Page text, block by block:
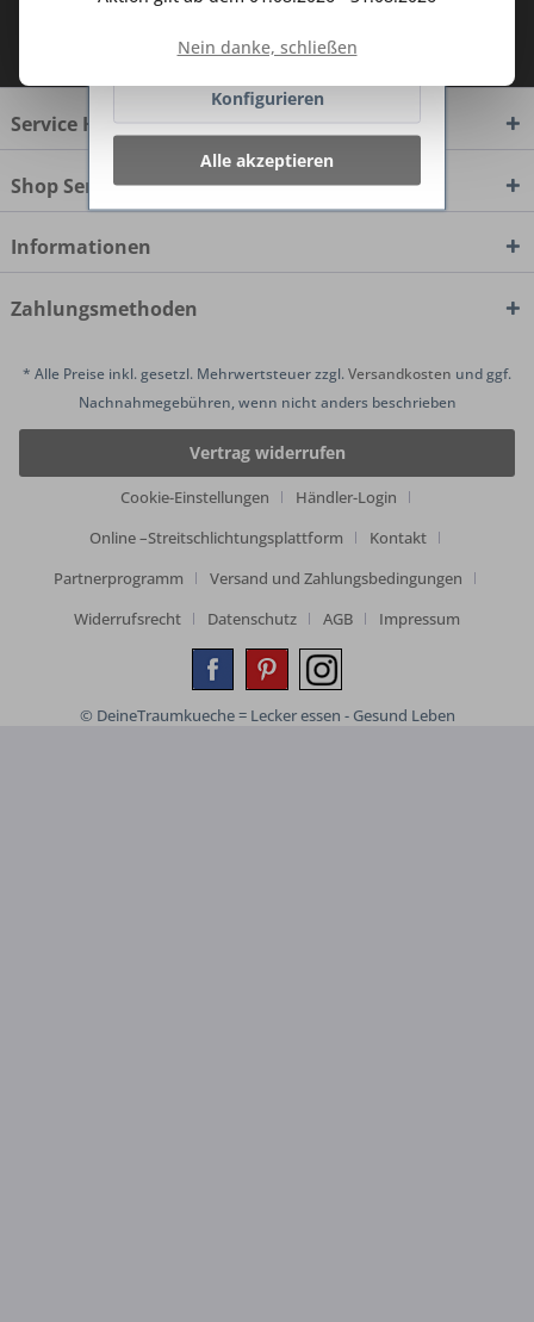
zur Kenntnis genommen.
Service Hotline
Shop Service
Informationen
Zahlungsmethoden
* Alle Preise inkl. gesetzl. Mehrwertsteuer zzgl.Versandkosten und ggf.
Nachnahmegebühren, wenn nicht anders beschrieben
Vertrag widerrufen
Cookie-Einstellungen
Händler-Login
Online –Streitschlichtungsplattform
Kontakt
Partnerprogramm
Versand und Zahlungsbedingungen
Widerrufsrecht
Datenschutz AGB Impressum
© DeineTraumkueche = Lecker essen - Gesund Leben
Nein danke, schließen
Ablehnen
Konfigurieren
Alle akzeptieren